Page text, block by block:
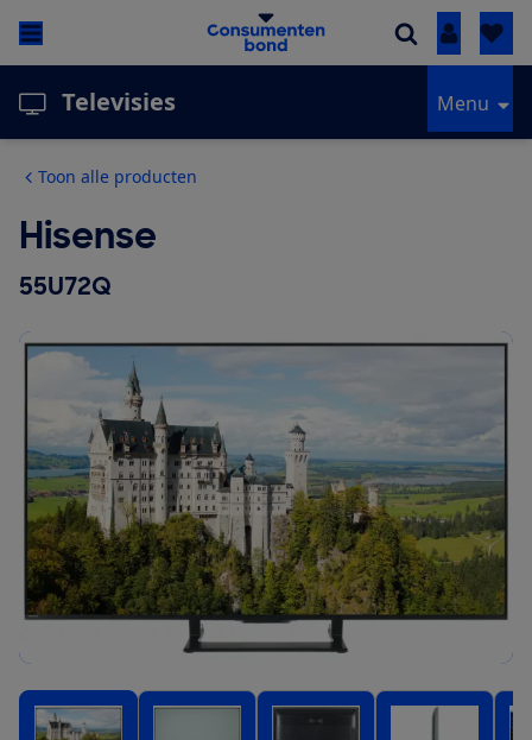
Inloggen
Televisies Menu
Toon alle producten
Hisense
55U72Q